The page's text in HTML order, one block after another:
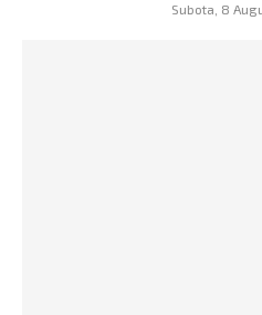
Subota, 8